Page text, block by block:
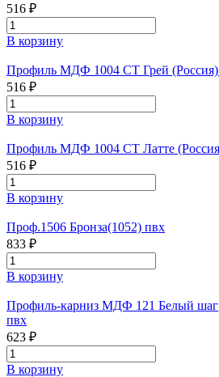
516 ₽
В корзину
Профиль МДФ 1004 СТ Грей (Россия)
516 ₽
В корзину
Профиль МДФ 1004 СТ Латте
516 ₽
В корзину
Проф.1506 Бронза(1052) пвх
833 ₽
В корзину
Профиль-карниз МДФ 121 Белый
пвх
623 ₽
В корзину